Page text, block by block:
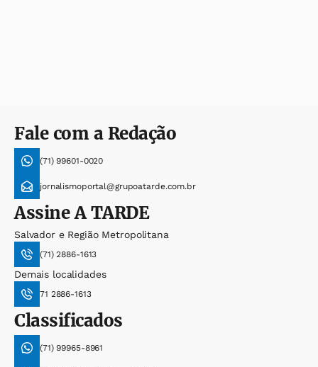
Fale com a Redação
(71) 99601-0020
jornalismoportal@grupoatarde.com.br
AssineA TARDE
Salvador e Região Metropolitana
(71) 2886-1613
Demais localidades
71 2886-1613
Classificados
(71) 99965-8961